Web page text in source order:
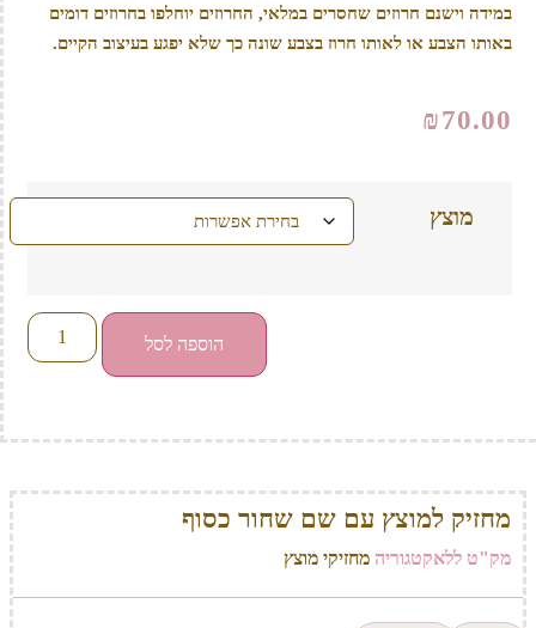
במידה וישנם חרוזים שחסרים במלאי, החרוזים יוחלפו בחרוזים דומים
באותו הצבע או לאותו חרוז בצבע שונה כך שלא יפגע בעיצוב הקיים.
₪70.00
מוצץ
הוספה לסל
מחזיק למוצץ עם שם שחור כסוף
מק"ט ללאקטגוריה מחזיקי מוצץ